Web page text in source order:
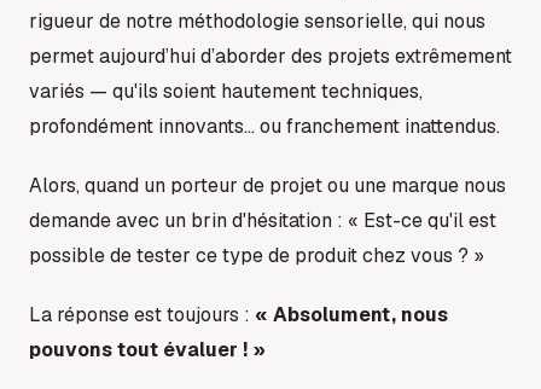
rigueur de notre méthodologie sensorielle, qui nous
permet aujourd’hui d’aborder des projets extrêmement
variés — qu'ils soient hautement techniques,
profondément innovants… ou franchement inattendus.
Alors, quand un porteur de projet ou une marque nous
demande avec un brin d'hésitation : « Est-ce qu'il est
possible de tester ce type de produit chez vous ? »
La réponse est toujours : « Absolument, nous
pouvons tout évaluer ! »